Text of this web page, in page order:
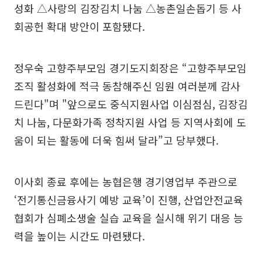
성화 △사랑의 김장김치 나눔 △농촌일손돕기 등 사
회공헌 확대 방안이 포함됐다.
정우숙 고향주부모임 경기도지회장은 “고향주부모임
조직 활성화에 적극 동참해주신 임원 여러분께 감사
드린다"며 "앞으로도 중식지원사업 이심점심, 김장김
치 나눔, 다문화가족 정착지원 사업 등 지역사회에 도
움이 되는 활동에 더욱 힘써 달라”고 당부했다.
이사회 종료 후에는 농협은행 경기영업부 주관으로
‘전기통신금융사기 예방 교육’이 진행, 산업안전교육
협회가 심폐소생술 실습 교육을 실시해 위기 대응 능
력을 높이는 시간도 마련됐다.